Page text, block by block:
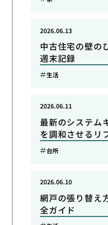
中古住宅の壁の
週末記録
2026.06.13
生活
最新のシステム
を調和させるリ
2026.06.11
台所
網戸の張り替え
全ガイド
2026.06.10